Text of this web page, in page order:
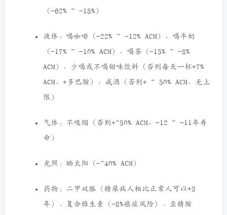
（-62% ~ -18%）
液体：喝咖啡（-22% ~ -12% ACM），喝牛奶
（-17% ~ -10% ACM），喝茶（-15% ~ -8%
ACM），少喝或不喝甜味饮料（否则每天一杯+7%
ACM，+多巴胺），戒酒（否则+ ~ 50% ACM，无上
限）
气体：不吸烟（否则+~50% ACM，-12 ~ -11年寿
命）
光照：晒太阳（-~40% ACM）
药物：二甲双胍（糖尿病人相比正常人可以+3
年）、复合维生素（-8%癌症风险）、亚精胺